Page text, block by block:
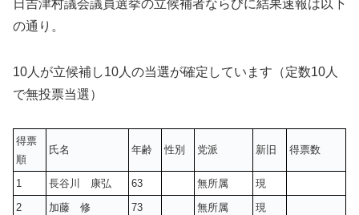
日吉津村議会議員選挙の立候補者ならびに結果速報は以下
の通り。
10人が立候補し10人の当選が確定しています（定数10人
で無投票当選）
得票
順
氏名 年齢 性別 党派 新旧 得票数
1 長谷川 康弘 63 無所属
現
2
加藤 修 73 無所属
現